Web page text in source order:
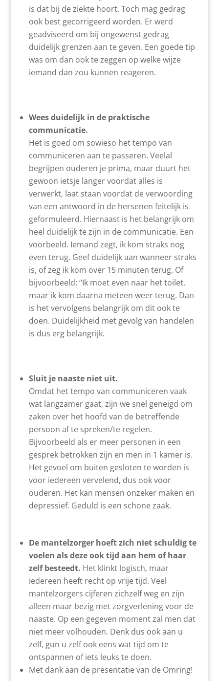
is dat bij de ziekte hoort. Toch mag gedrag
ook best gecorrigeerd worden. Er werd
geadviseerd om bij ongewenst gedrag
duidelijk grenzen aan te geven. Een goede tip
was om dan ook te zeggen op welke wijze
iemand dan zou kunnen reageren.
Wees duidelijk in de praktische
communicatie.
Het is goed om sowieso het tempo van
communiceren aan te passeren. Veelal
begrijpen ouderen je prima, maar duurt het
gewoon ietsje langer voordat alles is
verwerkt, laat staan voordat de verwoording
van een antwoord in de hersenen feitelijk is
geformuleerd. Hiernaast is het belangrijk om
heel duidelijk te zijn in de communicatie. Een
voorbeeld. Iemand zegt, ik kom straks nog
even terug. Geef duidelijk aan wanneer straks
is, of zeg ik kom over 15 minuten terug. Of
bijvoorbeeld: “Ik moet even naar het toilet,
maar ik kom daarna meteen weer terug. Dan
is het vervolgens belangrijk om dit ook te
doen. Duidelijkheid met gevolg van handelen
is dus erg belangrijk.
Sluit je naaste niet uit.
Omdat het tempo van communiceren vaak
wat langzamer gaat, zijn we snel geneigd om
zaken over het hoofd van de betreffende
persoon af te spreken/te regelen.
Bijvoorbeeld als er meer personen in een
gesprek betrokken zijn en men in 1 kamer is.
Het gevoel om buiten gesloten te worden is
voor iedereen vervelend, dus ook voor
ouderen. Het kan mensen onzeker maken en
depressief. Geduld is een schone zaak.
De mantelzorger hoeft zich niet schuldig te
voelen als deze ook tijd aan hem of haar
zelf besteedt. Het klinkt logisch, maar
iedereen heeft recht op vrije tijd. Veel
mantelzorgers cijferen zichzelf weg en zijn
alleen maar bezig met zorgverlening voor de
naaste. Op een gegeven moment zal men dat
niet meer volhouden. Denk dus ook aan u
zelf, gun u zelf ook eens wat tijd om te
ontspannen of iets leuks te doen.
Met dank aan de presentatie van de Omring!